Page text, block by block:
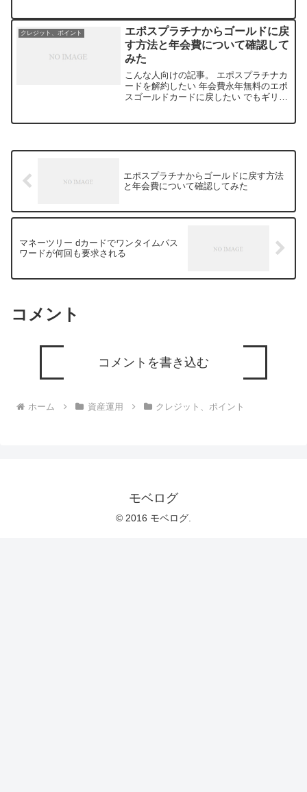
な事象で困っている人が多いはず。前回
記事にも書いたが、マ...
クレジット、ポイント
エポスプラチナからゴールドに戻
す方法と年会費について確認して
みた
こんな人向けの記事。 エポスプラチナカ
ードを解約したい 年会費永年無料のエポ
スゴールドカードに戻したい でもギリギ
エポスプラチナからゴールドに戻す方法
と年会費について確認してみた
マネーツリー dカードでワンタイムパス
ワードが何回も要求される
コメント
コメントを書き込む
ホーム 資産運用 クレジット、ポイント
モベログ
© 2016 モベログ.